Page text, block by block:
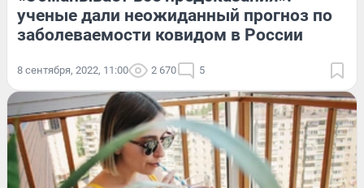
ученые дали неожиданный прогноз по
заболеваемости ковидом в России
8 сентября, 2022, 11:00 2 670 5